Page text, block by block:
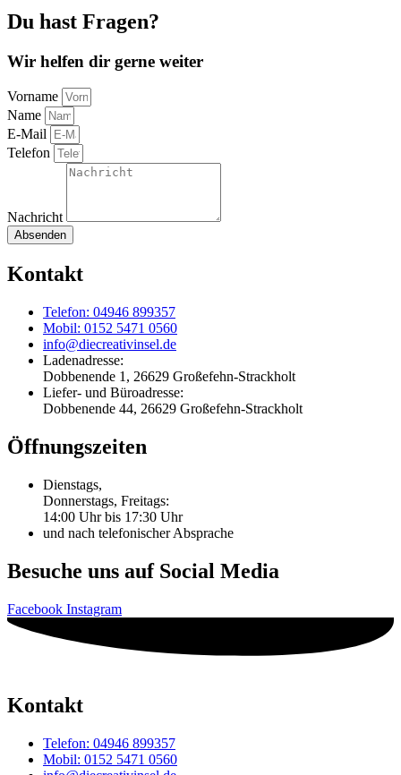
(PrymU)
Du hast Fragen?
Wir helfen dir gerne weiter
Vorname
Name
E-Mail
Telefon
Nachricht
Absenden
Kontakt
Telefon: 04946 899357
Mobil: 0152 5471 0560
info@diecreativinsel.de
Ladenadresse:
Dobbenende 1, 26629 Großefehn-Strackholt
Liefer- und Büroadresse:
Dobbenende 44, 26629 Großefehn-Strackholt
Öffnungszeiten
Dienstags,
Donnerstags, Freitags:
14:00 Uhr bis 17:30 Uhr
und nach telefonischer Absprache
Besuche uns auf Social Media
Facebook Instagram
Kontakt
Telefon: 04946 899357
Mobil: 0152 5471 0560